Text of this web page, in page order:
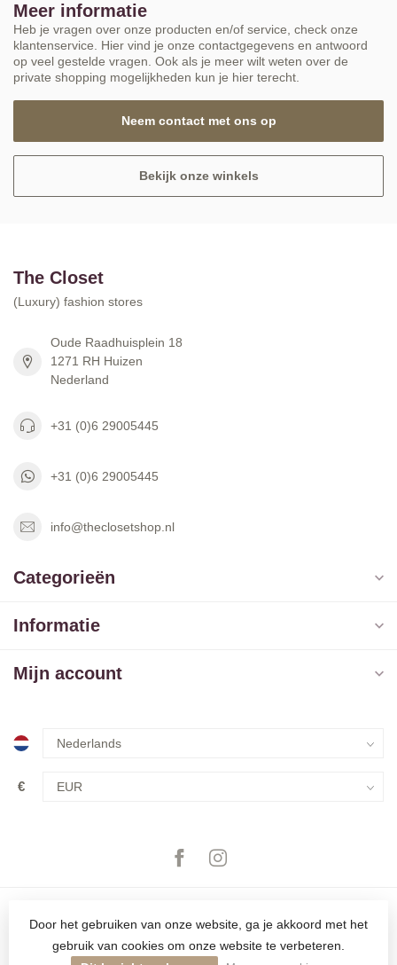
Meer informatie
Heb je vragen over onze producten en/of service, check onze
klantenservice. Hier vind je onze contactgegevens en antwoord
op veel gestelde vragen. Ook als je meer wilt weten over de
private shopping mogelijkheden kun je hier terecht.
Neem contact met ons op
Bekijk onze winkels
The Closet
(Luxury) fashion stores
Oude Raadhuisplein 18
1271 RH Huizen
Nederland
+31 (0)6 29005445
+31 (0)6 29005445
info@theclosetshop.nl
Categorieën
Informatie
Mijn account
€
Door het gebruiken van onze website, ga je akkoord met het
gebruik van cookies om onze website te verbeteren.